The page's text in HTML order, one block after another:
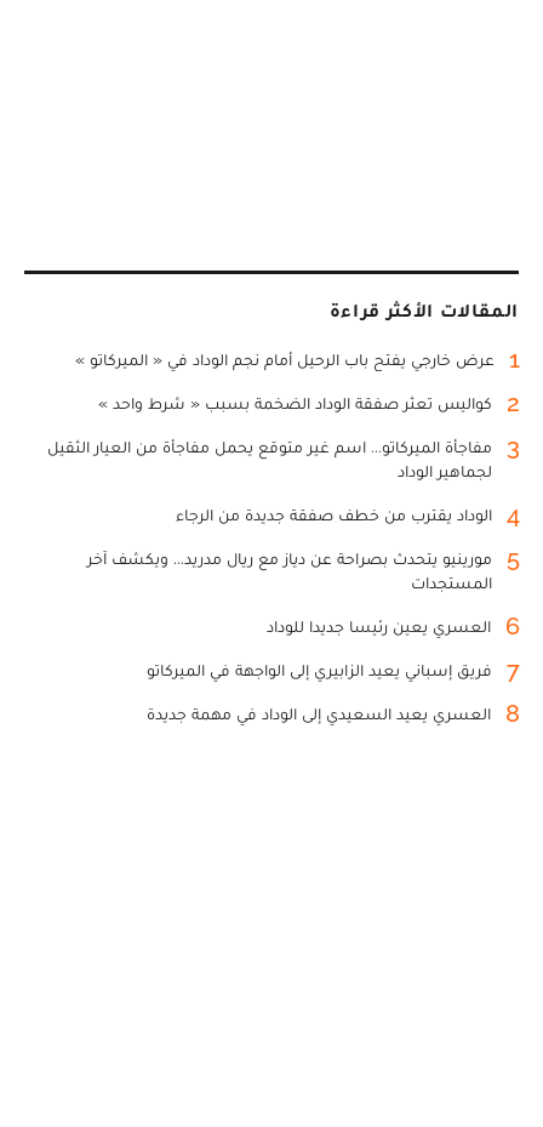
المقالات الأكثر قراءة
1 عرض خارجي يفتح باب الرحيل أمام نجم الوداد في « الميركاتو »
2 كواليس تعثر صفقة الوداد الضخمة بسبب « شرط واحد »
3
مفاجأة الميركاتو... اسم غير متوقع يحمل مفاجأة من العيار الثقيل
لجماهير الوداد
4 الوداد يقترب من خطف صفقة جديدة من الرجاء
5
مورينيو يتحدث بصراحة عن دياز مع ريال مدريد... ويكشف آخر
المستجدات
6 العسري يعين رئيسا جديدا للوداد
7 فريق إسباني يعيد الزابيري إلى الواجهة في الميركاتو
8 العسري يعيد السعيدي إلى الوداد في مهمة جديدة